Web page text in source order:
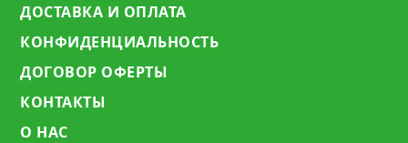
ДОСТАВКА И ОПЛАТА
КОНФИДЕНЦИАЛЬНОСТЬ
ДОГОВОР ОФЕРТЫ
КОНТАКТЫ
О НАС